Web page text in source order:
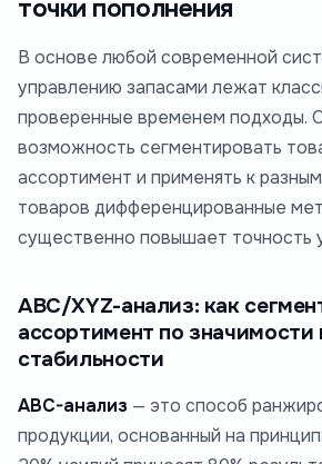
точки пополнения
В основе любой современной
управлению запасами лежат
проверенные временем подходы.
возможность сегментировать
ассортимент и применять к
товаров дифференцированные
существенно повышает точность
ABC/XYZ-анализ: как
ассортимент по значимости
стабильности
ABC-анализ — это способ
продукции, основанный на